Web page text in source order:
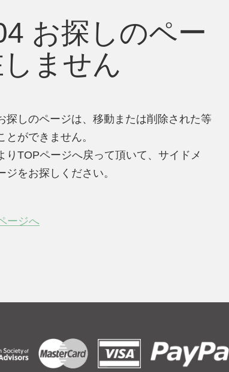
お探しのペー
ません
探しのページは、移動または削除された等
ができません。
りTOPページへ戻って頂いて、サイドメ
をお探しください。
ージへ